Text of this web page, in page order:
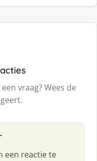
vraag? Wees de
een reactie te